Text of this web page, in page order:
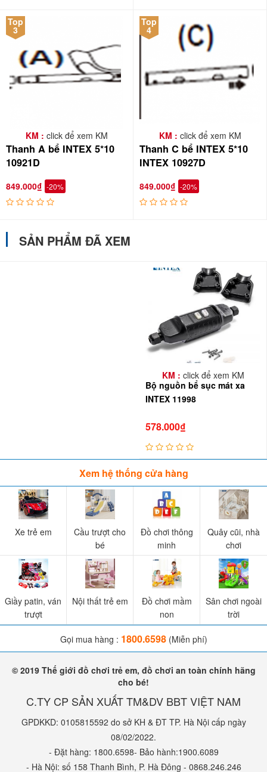
Top
3
KM : click để xem KM
Thanh A bể INTEX 5*10
10921D
849.000₫ -20%
Top
4
KM : click để xem KM
Thanh C bể INTEX 5*10
INTEX 10927D
849.000₫ -20%
SẢN PHẨM ĐÃ XEM
KM : click để xem KM
Bộ nguồn bể sục mát xa
INTEX 11998
578.000₫
Xem hệ thống cửa hàng
Xe trẻ em
Cầu trượt cho
bé
Đồ chơi thông
minh
Quây cũi, nhà
chơi
Giầy patin, ván
trượt
Nội thất trẻ em
Đồ chơi mầm
non
Sân chơi ngoài
trời
Gọi mua hàng : 1800.6598(Miễn phí)
© 2019 Thế giới đồ chơi trẻ em, đồ chơi an toàn chính hãng
cho bé!
C.TY CP SẢN XUẤT TM&DV BBT VIỆT NAM
GPDKKD: 0105815592 do sở KH & ĐT TP. Hà Nội cấp ngày
08/02/2022.
- Đặt hàng: 1800.6598- Bảo hành:1900.6089
- Hà Nội: số 158 Thanh Bình, P. Hà Đông - 0868.246.246